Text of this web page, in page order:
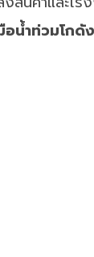
อน้ำท่วมโก